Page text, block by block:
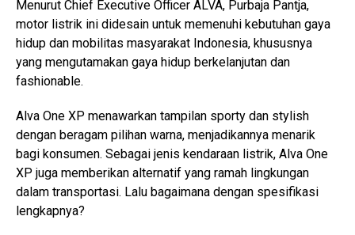
Menurut Chief Executive Officer ALVA, Purbaja Pantja,
motor listrik ini didesain untuk memenuhi kebutuhan gaya
hidup dan mobilitas masyarakat Indonesia, khususnya
yang mengutamakan gaya hidup berkelanjutan dan
fashionable.
Alva One XP menawarkan tampilan sporty dan stylish
dengan beragam pilihan warna, menjadikannya menarik
bagi konsumen. Sebagai jenis kendaraan listrik, Alva One
XP juga memberikan alternatif yang ramah lingkungan
dalam transportasi. Lalu bagaimana dengan spesifikasi
lengkapnya?